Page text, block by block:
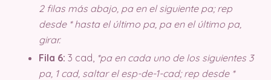
2 filas más abajo, pa en el siguiente pa; rep
desde * hasta el último pa, pa en el último pa,
girar.
Fila 6: 3 cad, *pa en cada uno de los siguientes 3
pa, 1 cad, saltar el esp-de-1-cad; rep desde *